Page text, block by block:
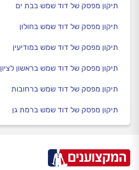
תיקון מפסק של דוד שמש בבת ים
תיקון מפסק של דוד שמש בחולון
תיקון מפסק של דוד שמש במודיעין
תיקון מפסק של דוד שמש בראשון לציון
תיקון מפסק של דוד שמש ברחובות
תיקון מפסק של דוד שמש ברמת גן